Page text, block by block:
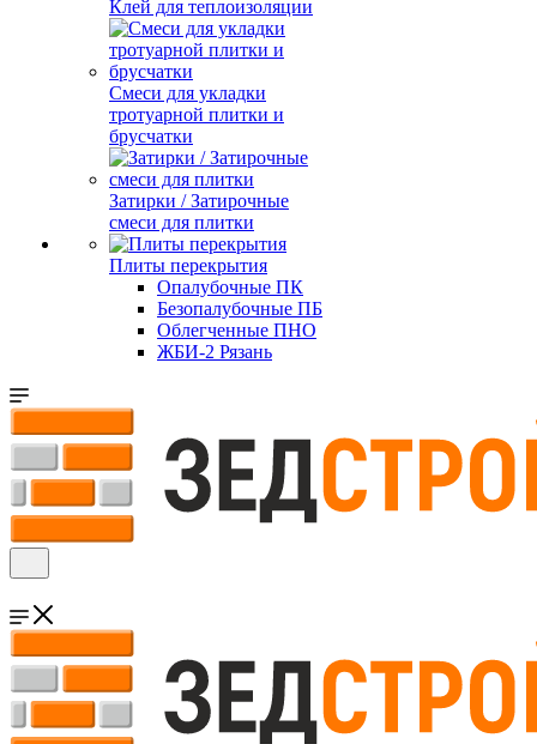
Клей для теплоизоляции
Смеси для укладки
тротуарной плитки и
брусчатки
Затирки / Затирочные
смеси для плитки
Плиты перекрытия
Опалубочные ПК
Безопалубочные ПБ
Облегченные ПНО
ЖБИ-2 Рязань